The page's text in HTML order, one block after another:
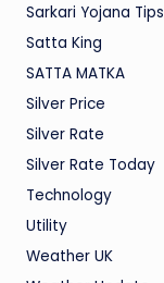
Sarkari Yojana Tips
Satta King
SATTA MATKA
Silver Price
Silver Rate
Silver Rate Today
Technology
Utility
Weather UK